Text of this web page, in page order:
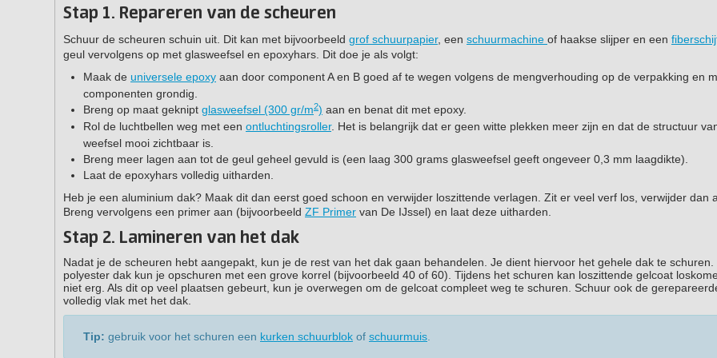
Stap 1. Repareren van de scheuren
Schuur de scheuren schuin uit. Dit kan met bijvoorbeeld grof schuurpapier, een schuurmachine of haakse slijper en een
geul vervolgens op met glasweefsel en epoxyhars. Dit doe je als volgt:
Maak de universele epoxy aan door component A en B goed af te wegen volgens de mengverhouding op de verpakking en
componenten grondig.
Breng op maat geknipt glasweefsel (300 gr/m2) aan en benat dit met epoxy.
Rol de luchtbellen weg met een ontluchtingsroller. Het is belangrijk dat er geen witte plekken meer zijn en dat de structuur
weefsel mooi zichtbaar is.
Breng meer lagen aan tot de geul geheel gevuld is (een laag 300 grams glasweefsel geeft ongeveer 0,3 mm laagdikte).
Laat de epoxyhars volledig uitharden.
Heb je een aluminium dak? Maak dit dan eerst goed schoon en verwijder loszittende verlagen. Zit er veel verf los, verwijder dan
Breng vervolgens een primer aan (bijvoorbeeld ZF Primer van De IJssel) en laat deze uitharden.
Stap 2. Lamineren van het dak
Nadat je de scheuren hebt aangepakt, kun je de rest van het dak gaan behandelen. Je dient hiervoor het gehele dak te schuren.
polyester dak kun je opschuren met een grove korrel (bijvoorbeeld 40 of 60). Tijdens het schuren kan loszittende gelcoat
niet erg. Als dit op veel plaatsen gebeurt, kun je overwegen om de gelcoat compleet weg te schuren. Schuur ook de
volledig vlak met het dak.
Tip: gebruik voor het schuren een kurken schuurblok of schuurmuis